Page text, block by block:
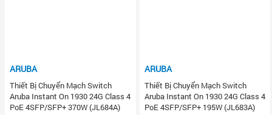
ARUBA
Thiết Bị Chuyển Mạch Switch
Aruba Instant On 1930 24G Class 4
PoE 4SFP/SFP+ 370W (JL684A)
ARUBA
Thiết Bị Chuyển Mạch Switch
Aruba Instant On 1930 24G Class 4
PoE 4SFP/SFP+ 195W (JL683A)